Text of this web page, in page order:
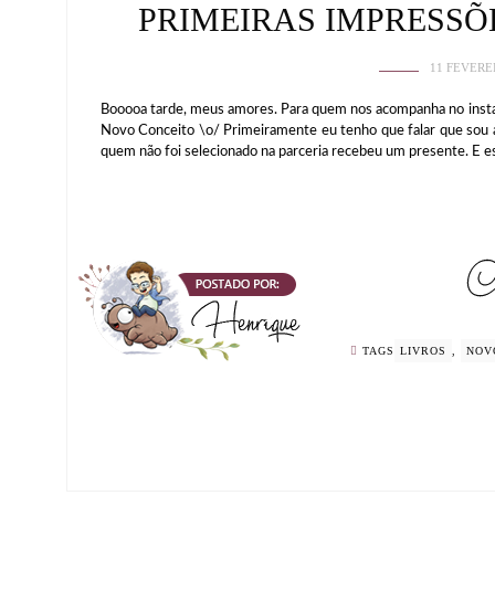
PRIMEIRAS
11
Booooa tarde, meus amores. Para quem nos acompanha no
Novo Conceito \o/ Primeiramente eu tenho que falar que sou
quem não foi selecionado na parceria recebeu um presente. E
TAGS LIVROS ,